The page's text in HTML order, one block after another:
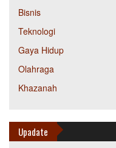
Bisnis
Teknologi
Gaya Hidup
Olahraga
Khazanah
Upadate